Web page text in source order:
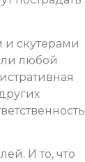
и скутерами
любой
И то, что